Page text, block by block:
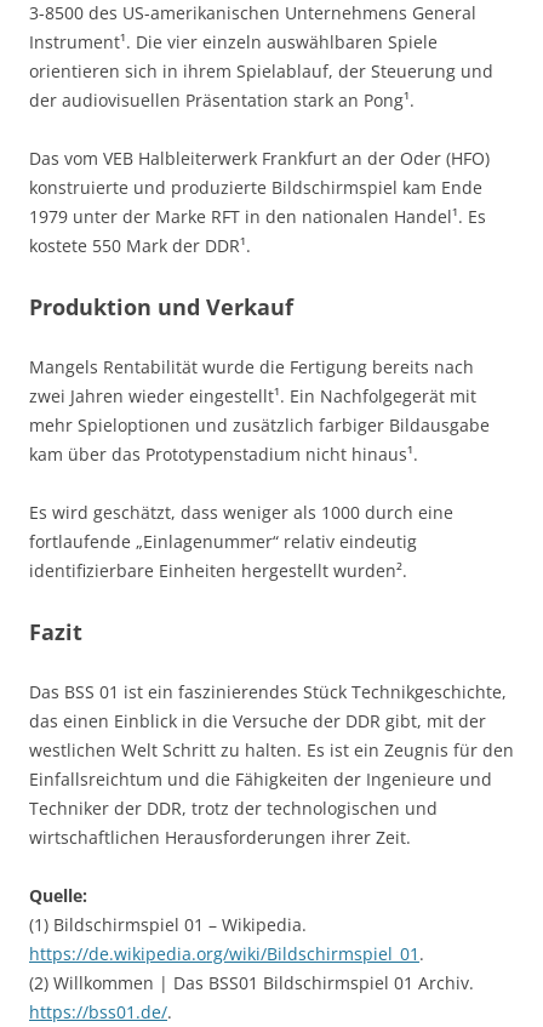
3-8500 des US-amerikanischen Unternehmens General
Instrument¹. Die vier einzeln auswählbaren Spiele
orientieren sich in ihrem Spielablauf, der Steuerung und
der audiovisuellen Präsentation stark an Pong¹.
Das vom VEB Halbleiterwerk Frankfurt an der Oder (HFO)
konstruierte und produzierte Bildschirmspiel kam Ende
1979 unter der Marke RFT in den nationalen Handel¹. Es
kostete 550 Mark der DDR¹.
Produktion und Verkauf
Mangels Rentabilität wurde die Fertigung bereits nach
zwei Jahren wieder eingestellt¹. Ein Nachfolgegerät mit
mehr Spieloptionen und zusätzlich farbiger Bildausgabe
kam über das Prototypenstadium nicht hinaus¹.
Es wird geschätzt, dass weniger als 1000 durch eine
fortlaufende „Einlagenummer“ relativ eindeutig
identifizierbare Einheiten hergestellt wurden².
Fazit
Das BSS 01 ist ein faszinierendes Stück Technikgeschichte,
das einen Einblick in die Versuche der DDR gibt, mit der
westlichen Welt Schritt zu halten. Es ist ein Zeugnis für den
Einfallsreichtum und die Fähigkeiten der Ingenieure und
Techniker der DDR, trotz der technologischen und
wirtschaftlichen Herausforderungen ihrer Zeit.
Quelle:
(1) Bildschirmspiel 01 – Wikipedia.
https://de.wikipedia.org/wiki/Bildschirmspiel_01 .
(2) Willkommen | Das BSS01 Bildschirmspiel 01 Archiv.
https://bss01.de/.